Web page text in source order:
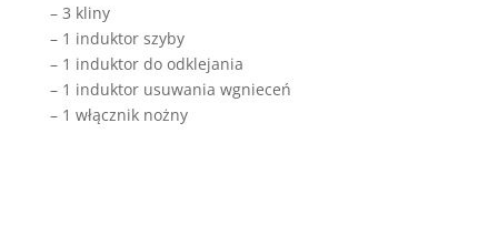
– 3 kliny
– 1 induktor szyby
– 1 induktor do odklejania
– 1 induktor usuwania wgnieceń
– 1 włącznik nożny